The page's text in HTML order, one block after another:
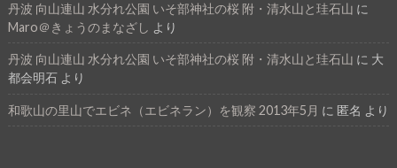
丹波 向山連山 水分れ公園 いそ部神社の桜 附・清水山と珪石山 に
Maro＠きょうのまなざし より
丹波 向山連山 水分れ公園 いそ部神社の桜 附・清水山と珪石山 に 大
都会明石より
和歌山の里山でエビネ（エビネラン）を観察 2013年5月 に 匿名 より